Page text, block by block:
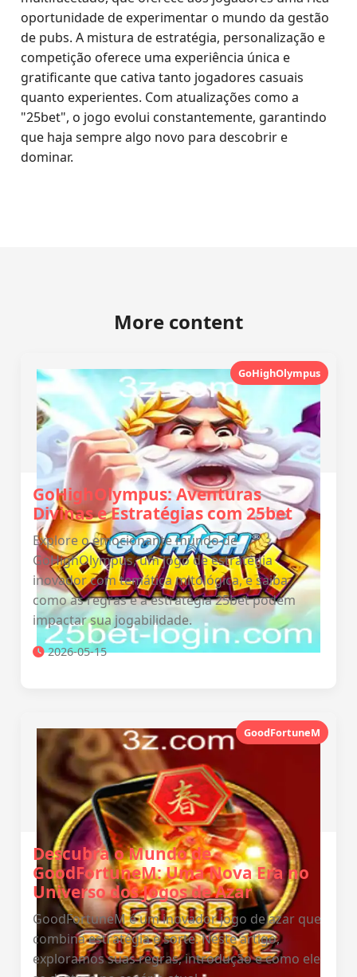
oportunidade de experimentar o mundo da gestão
de pubs. A mistura de estratégia, personalização e
competição oferece uma experiência única e
gratificante que cativa tanto jogadores casuais
quanto experientes. Com atualizações como a
"25bet", o jogo evolui constantemente, garantindo
que haja sempre algo novo para descobrir e
dominar.
More content
GoHighOlympus
GoHighOlympus: Aventuras
Divinas e Estratégias com 25bet
Explore o emocionante mundo de
GoHighOlympus, um jogo de estratégia
inovador com temática mitológica, e saiba
como as regras e a estratégia 25bet podem
impactar sua jogabilidade.
2026-05-15
GoodFortuneM
Descubra o Mundo de
GoodFortuneM: Uma Nova Era no
Universo dos Jogos de Azar
GoodFortuneM é um inovador jogo de azar que
combina estratégia e sorte. Neste artigo,
exploramos suas regras, introdução e como ele